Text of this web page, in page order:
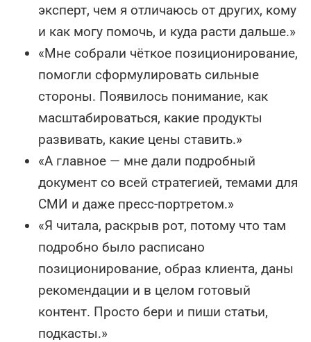
эксперт, чем я отличаюсь от других, кому
и как могу помочь, и куда расти дальше.»
«Мне собрали чёткое позиционирование,
помогли сформулировать сильные
стороны. Появилось понимание, как
масштабироваться, какие продукты
развивать, какие цены ставить.»
«А главное — мне дали подробный
документ со всей стратегией, темами для
СМИ и даже пресс-портретом.»
«Я читала, раскрыв рот, потому что там
подробно было расписано
позиционирование, образ клиента, даны
рекомендации и в целом готовый
контент. Просто бери и пиши статьи,
подкасты.»